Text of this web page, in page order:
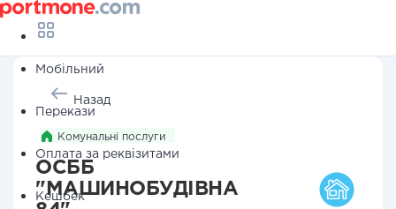
Мобільний
Перекази
Оплата за реквізитами
Кешбек
Назад
Комунальні послуги
ОСББ
"МАШИНОБУДІВНА